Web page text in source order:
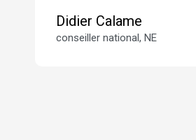
Didier Calame
conseiller national, NE